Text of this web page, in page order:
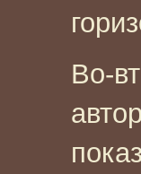
Во-